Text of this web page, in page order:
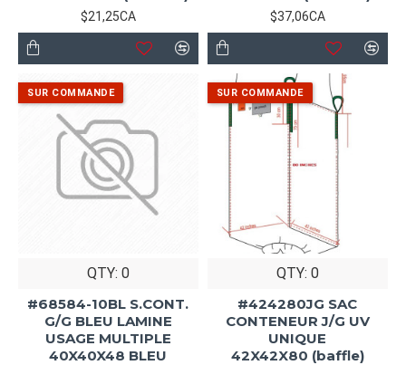
$21,25CA $37,06CA
QTY: 0
#68584-10BL S.CONT.
G/G BLEU LAMINE
USAGE MULTIPLE
40X40X48 BLEU
QTY: 0
#424280JG SAC
CONTENEUR J/G UV
UNIQUE
42X42X80 (baffle)